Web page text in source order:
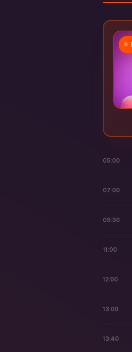
05:00
07:00
09:30
11:00
12:00
13:00
13:40